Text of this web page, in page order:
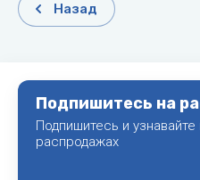
Назад
Подпишитесь на
Подпишитесь и
распродажах